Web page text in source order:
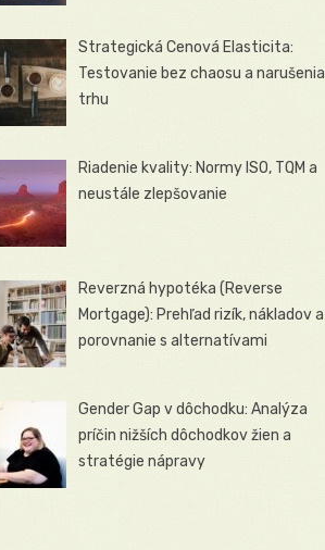
Strategická Cenová Elasticita:
Testovanie bez chaosu a narušenia
trhu
Riadenie kvality: Normy ISO, TQM a
neustále zlepšovanie
Reverzná hypotéka (Reverse
Mortgage): Prehľad rizík, nákladov a
porovnanie s alternatívami
Gender Gap v dôchodku: Analýza
príčin nižších dôchodkov žien a
stratégie nápravy